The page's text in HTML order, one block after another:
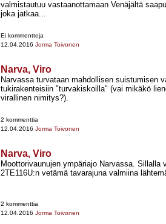
valmistautuu vastaanottamaan Venäjältä
joka jatkaa...
Ei kommentteja
12.04.2016 Jorma Toivonen
Narva, Viro
Narvassa turvataan mahdollisen suistumisen
tukirakenteisiin "turvakiskoilla" (vai mikäkö
virallinen nimitys?).
2 kommenttia
12.04.2016 Jorma Toivonen
Narva, Viro
Moottorivaunujen ympäriajo Narvassa. Sillalla
2TE116U:n vetämä tavarajuna valmiina
2 kommenttia
12.04.2016 Jorma Toivonen